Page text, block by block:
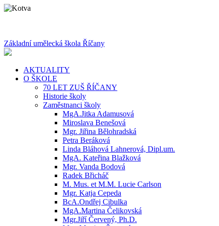
Základní umělecká škola Říčany
AKTUALITY
O ŠKOLE
70 LET ZUŠ ŘÍČANY
Historie školy
Zaměstnanci školy
MgA.Jitka Adamusová
Miroslava Benešová
Mgr. Jiřina Bělohradská
Petra Beráková
Linda Bláhová Lahnerová, Dipl.um.
MgA. Kateřina Blažková
Mgr. Vanda Bodová
Radek Břicháč
M. Mus. et M.M. Lucie Carlson
Mgr. Katja Cepeda
BcA.Ondřej Cibulka
MgA.Martina Čelikovská
Mgr.Jiří Červený, Ph.D.